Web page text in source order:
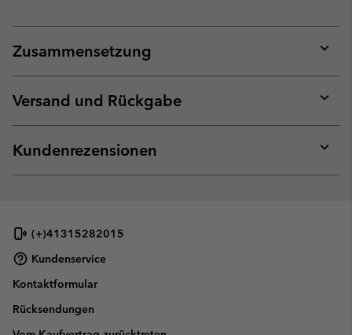
Zusammensetzung
or
Versand und Rückgabe
or
Kundenrezensionen
or
(+)41315282015
Kundenservice
Kontaktformular
Rücksendungen